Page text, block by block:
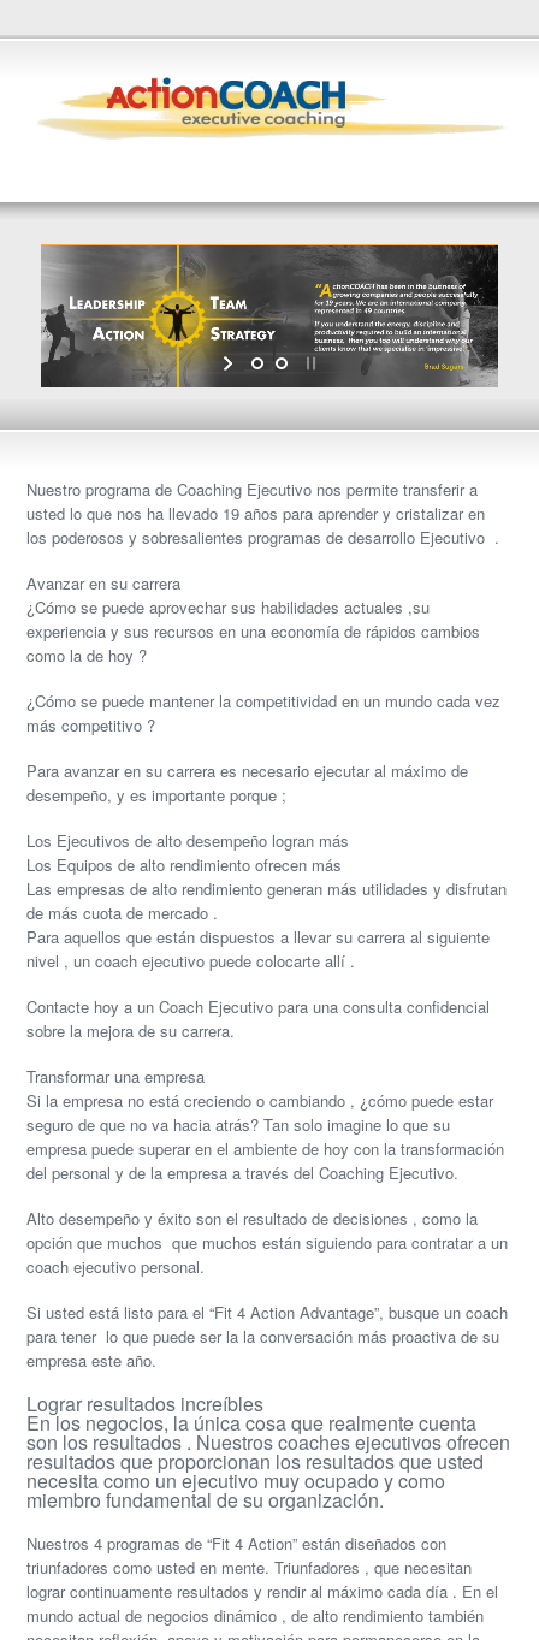
Nuestro programa de Coaching Ejecutivo nos permite transferir a
usted lo que nos ha llevado 19 años para aprender y cristalizar en
lospoderosos y sobresalientesprogramas de desarrollo Ejecutivo .
Avanzar en su carrera
¿Cómo se puede aprovechar sus habilidades actuales ,su
experiencia y sus recursos en una economía de rápidos cambios
como la de hoy ?
¿Cómo se puede mantener la competitividad en un mundo cada vez
más competitivo ?
Para avanzar en su carrera es necesario ejecutar al máximo de
desempeño, y es importante porque ;
Los Ejecutivos de alto desempeño logran más
Los Equipos de alto rendimiento ofrecen más
Las empresas de alto rendimiento generan más utilidades y disfrutan
de más cuota de mercado .
Para aquellos que están dispuestos a llevar su carrera al siguiente
nivel , un coach ejecutivo puede colocarte allí .
Contacte hoy a un Coach Ejecutivo para una consulta confidencial
sobre la mejora de su carrera.
Transformar una empresa
Si la empresa no está creciendo o cambiando , ¿cómo puede estar
seguro de que no va hacia atrás? Tan solo imagine lo que su
empresa puede superar en el ambiente de hoy con la transformación
del personal y de la empresa a través del Coaching Ejecutivo.
Alto desempeño y éxito son el resultado de decisiones , como la
opciónque muchos que muchos están siguiendo para contratar a un
coach ejecutivo personal.
Si usted está listo para el “Fit 4 Action Advantage”, busque un coach
para tener lo que puede ser la la conversación más proactiva de su
empresa este año.
Lograr resultados increíbles
En los negocios, la única cosa que realmente cuenta
son los resultados . Nuestros coaches ejecutivos ofrecen
resultados que proporcionan los resultados que usted
necesita como un ejecutivo muy ocupado y como
miembro fundamental de su organización.
Nuestros 4 programas de “Fit 4 Action” están diseñados con
triunfadores como usted en mente. Triunfadores , que necesitan
lograr continuamente resultados y rendir al máximo cada día . En el
mundo actual de negocios dinámico , de alto rendimiento también